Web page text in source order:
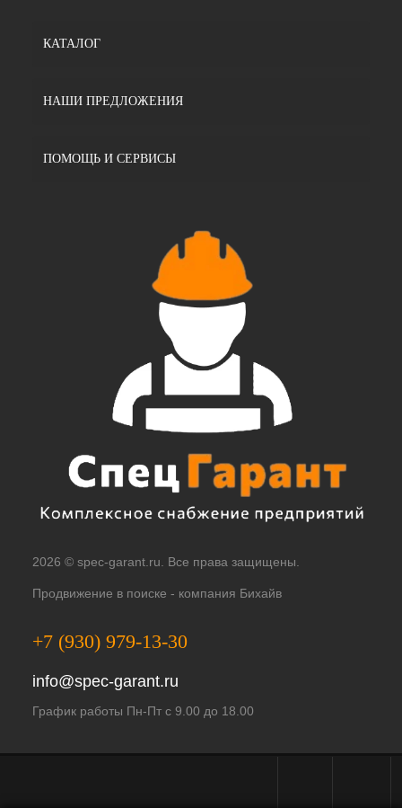
КАТАЛОГ
НАШИ ПРЕДЛОЖЕНИЯ
ПОМОЩЬ И СЕРВИСЫ
2026 © spec-garant.ru. Все права защищены.
Продвижение в поиске - компания Бихайв
+7 (930) 979-13-30
info@spec-garant.ru
График работы Пн-Пт с 9.00 до 18.00